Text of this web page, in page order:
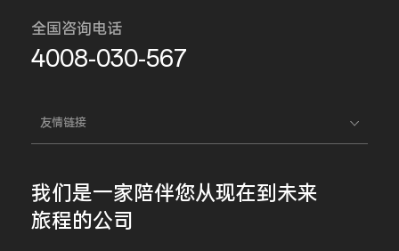
全国咨询电话
4008-030-567
友情链接
我们是一家陪伴您从现在到未来
旅程的公司